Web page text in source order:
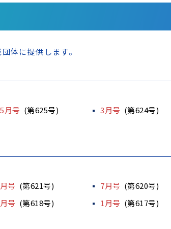
体に提供します。
5月号 (第625号) 3月号 (第624号)
号 (第621号) 7月号 (第620号)
号 (第618号) 1月号 (第617号)